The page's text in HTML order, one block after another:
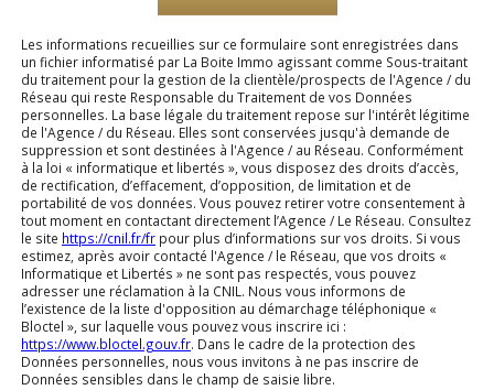
Les informations recueillies sur ce formulaire sont enregistrées dans
un fichier informatisé par La Boite Immo agissant comme Sous-traitant
du traitement pour la gestion de la clientèle/prospects de l'Agence / du
Réseau qui reste Responsable du Traitement de vos Données
personnelles. La base légale du traitement repose sur l'intérêt légitime
de l'Agence / du Réseau. Elles sont conservées jusqu'à demande de
suppression et sont destinées à l'Agence / au Réseau. Conformément
à la loi « informatique et libertés », vous disposez des droits d’accès,
de rectification, d’effacement, d’opposition, de limitation et de
portabilité de vos données. Vous pouvez retirer votre consentement à
tout moment en contactant directement l’Agence / Le Réseau. Consultez
le site https://cnil.fr/fr pour plus d’informations sur vos droits. Si vous
estimez, après avoir contacté l'Agence / le Réseau, que vos droits «
Informatique et Libertés » ne sont pas respectés, vous pouvez
adresser une réclamation à la CNIL. Nous vous informons de
l’existence de la liste d'opposition au démarchage téléphonique «
Bloctel », sur laquelle vous pouvez vous inscrire ici :
https://www.bloctel.gouv.fr. Dans le cadre de la protection des
Données personnelles, nous vous invitons à ne pas inscrire de
Données sensibles dans le champ de saisie libre.